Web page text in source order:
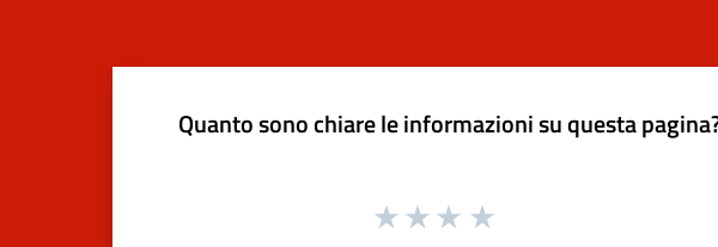
Quanto sono chiare le informazioni su questa